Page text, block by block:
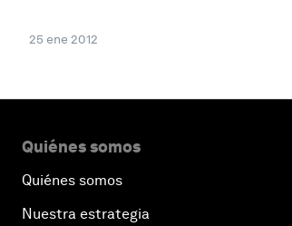
25 ene 2012
Quiénes somos
Quiénes somos
Nuestra estrategia